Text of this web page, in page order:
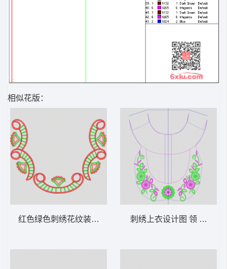
相似花版：
红色绿色刺绣花纹装饰 领 衣边下摆 中东阿刺绣上衣设计图 领 衣边下